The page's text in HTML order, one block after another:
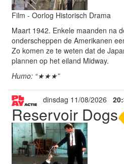
Film - Oorlog Historisch Drama
Maart 1942. Enkele maanden na
onderscheppen de Amerikanen
Zo komen ze te weten dat de
plannen op het eiland Midway.
Humo: “★★★”
dinsdag 11/08/2026
Reservoir Dogs